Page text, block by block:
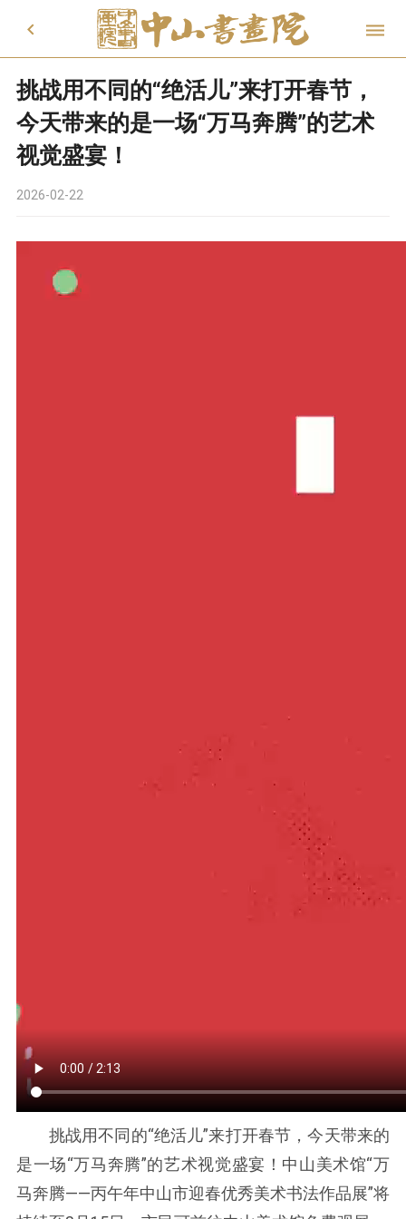
 
挑战用不同的“绝活儿”来打开春节，
今天带来的是一场“万马奔腾”的艺术
视觉盛宴！
2026-02-22
挑战用不同的“绝活儿”来打开春节，今天带来的
是一场“万马奔腾”的艺术视觉盛宴！中山美术馆“万
马奔腾——丙午年中山市迎春优秀美术书法作品展”将